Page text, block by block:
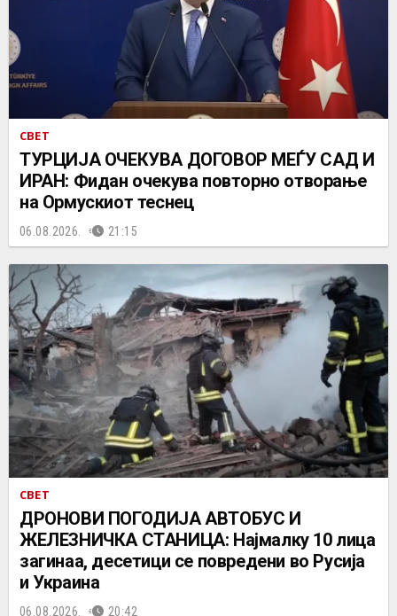
СВЕТ
ТУРЦИЈА ОЧЕКУВА ДОГОВОР МЕЃУ САД И
ИРАН: Фидан очекува повторно отворање
на Ормускиот теснец
06.08.2026. 21:15
СВЕТ
ДРОНОВИ ПОГОДИЈА АВТОБУС И
ЖЕЛЕЗНИЧКА СТАНИЦА: Најмалку 10 лица
загинаа, десетици се повредени во Русија
и Украина
06.08.2026. 20:42